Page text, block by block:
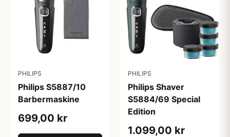
PHILIPS
Philips S5887/10
Barbermaskine
699,00 kr
PHILIPS
Philips Shaver
S5884/69 Special
Edition
1.099,00 kr